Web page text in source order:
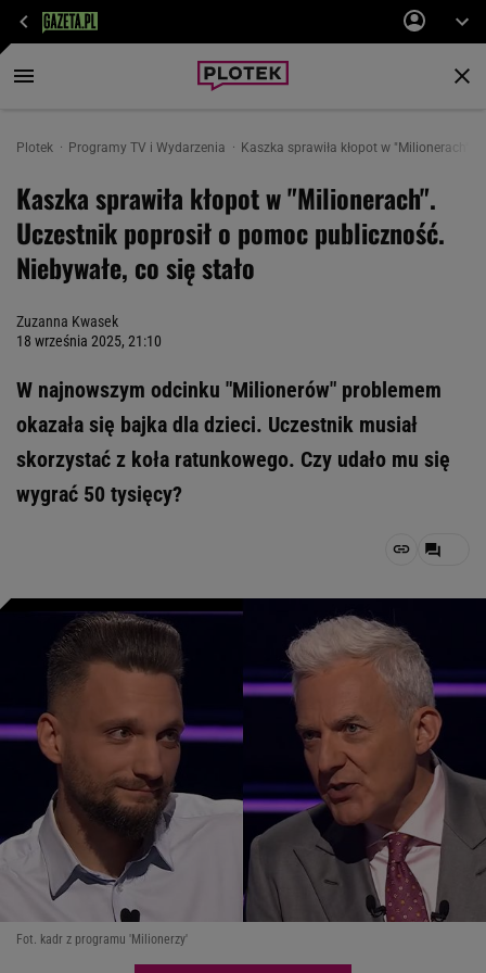
Plotek Programy TV i Wydarzenia Kaszka sprawiła kłopot w "Milionerach".
Kaszka sprawiła kłopot w "Milionerach".
Uczestnik poprosił o pomoc publiczność.
Niebywałe, co się stało
Zuzanna Kwasek
18 września 2025, 21:10
W najnowszym odcinku "Milionerów" problemem
okazała się bajka dla dzieci. Uczestnik musiał
skorzystać z koła ratunkowego. Czy udało mu się
wygrać 50 tysięcy?
Fot. kadr z programu 'Milionerzy'